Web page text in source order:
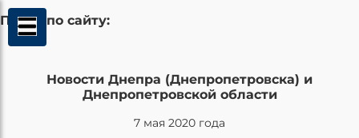
Поиск по сайту:
Новости Днепра (Днепропетровска) и
Днепропетровской области
7 мая 2020 года